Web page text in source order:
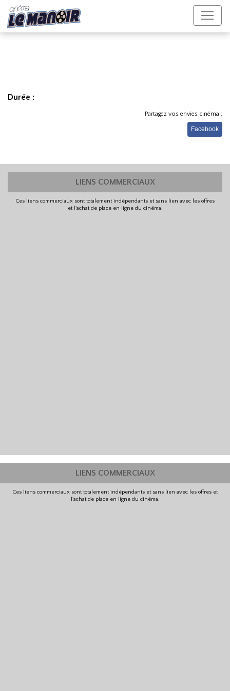
Durée :
Partagez vos envies cinéma :
Facebook
LIENS COMMERCIAUX
Ces liens commerciaux sont totalement indépendants et sans lien avec les offres
et l'achat de place en ligne du cinéma.
LIENS COMMERCIAUX
Ces liens commerciaux sont totalement indépendants et sans lien avec les offres et
l'achat de place en ligne du cinéma.